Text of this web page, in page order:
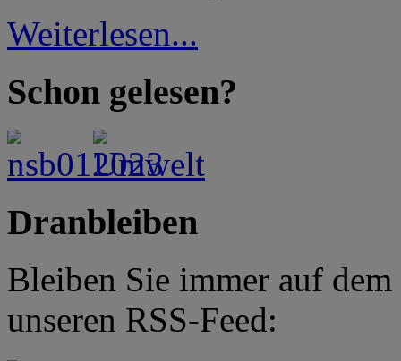
Weiterlesen...
Schon gelesen?
Dranbleiben
Bleiben Sie immer auf
unseren RSS-Feed: